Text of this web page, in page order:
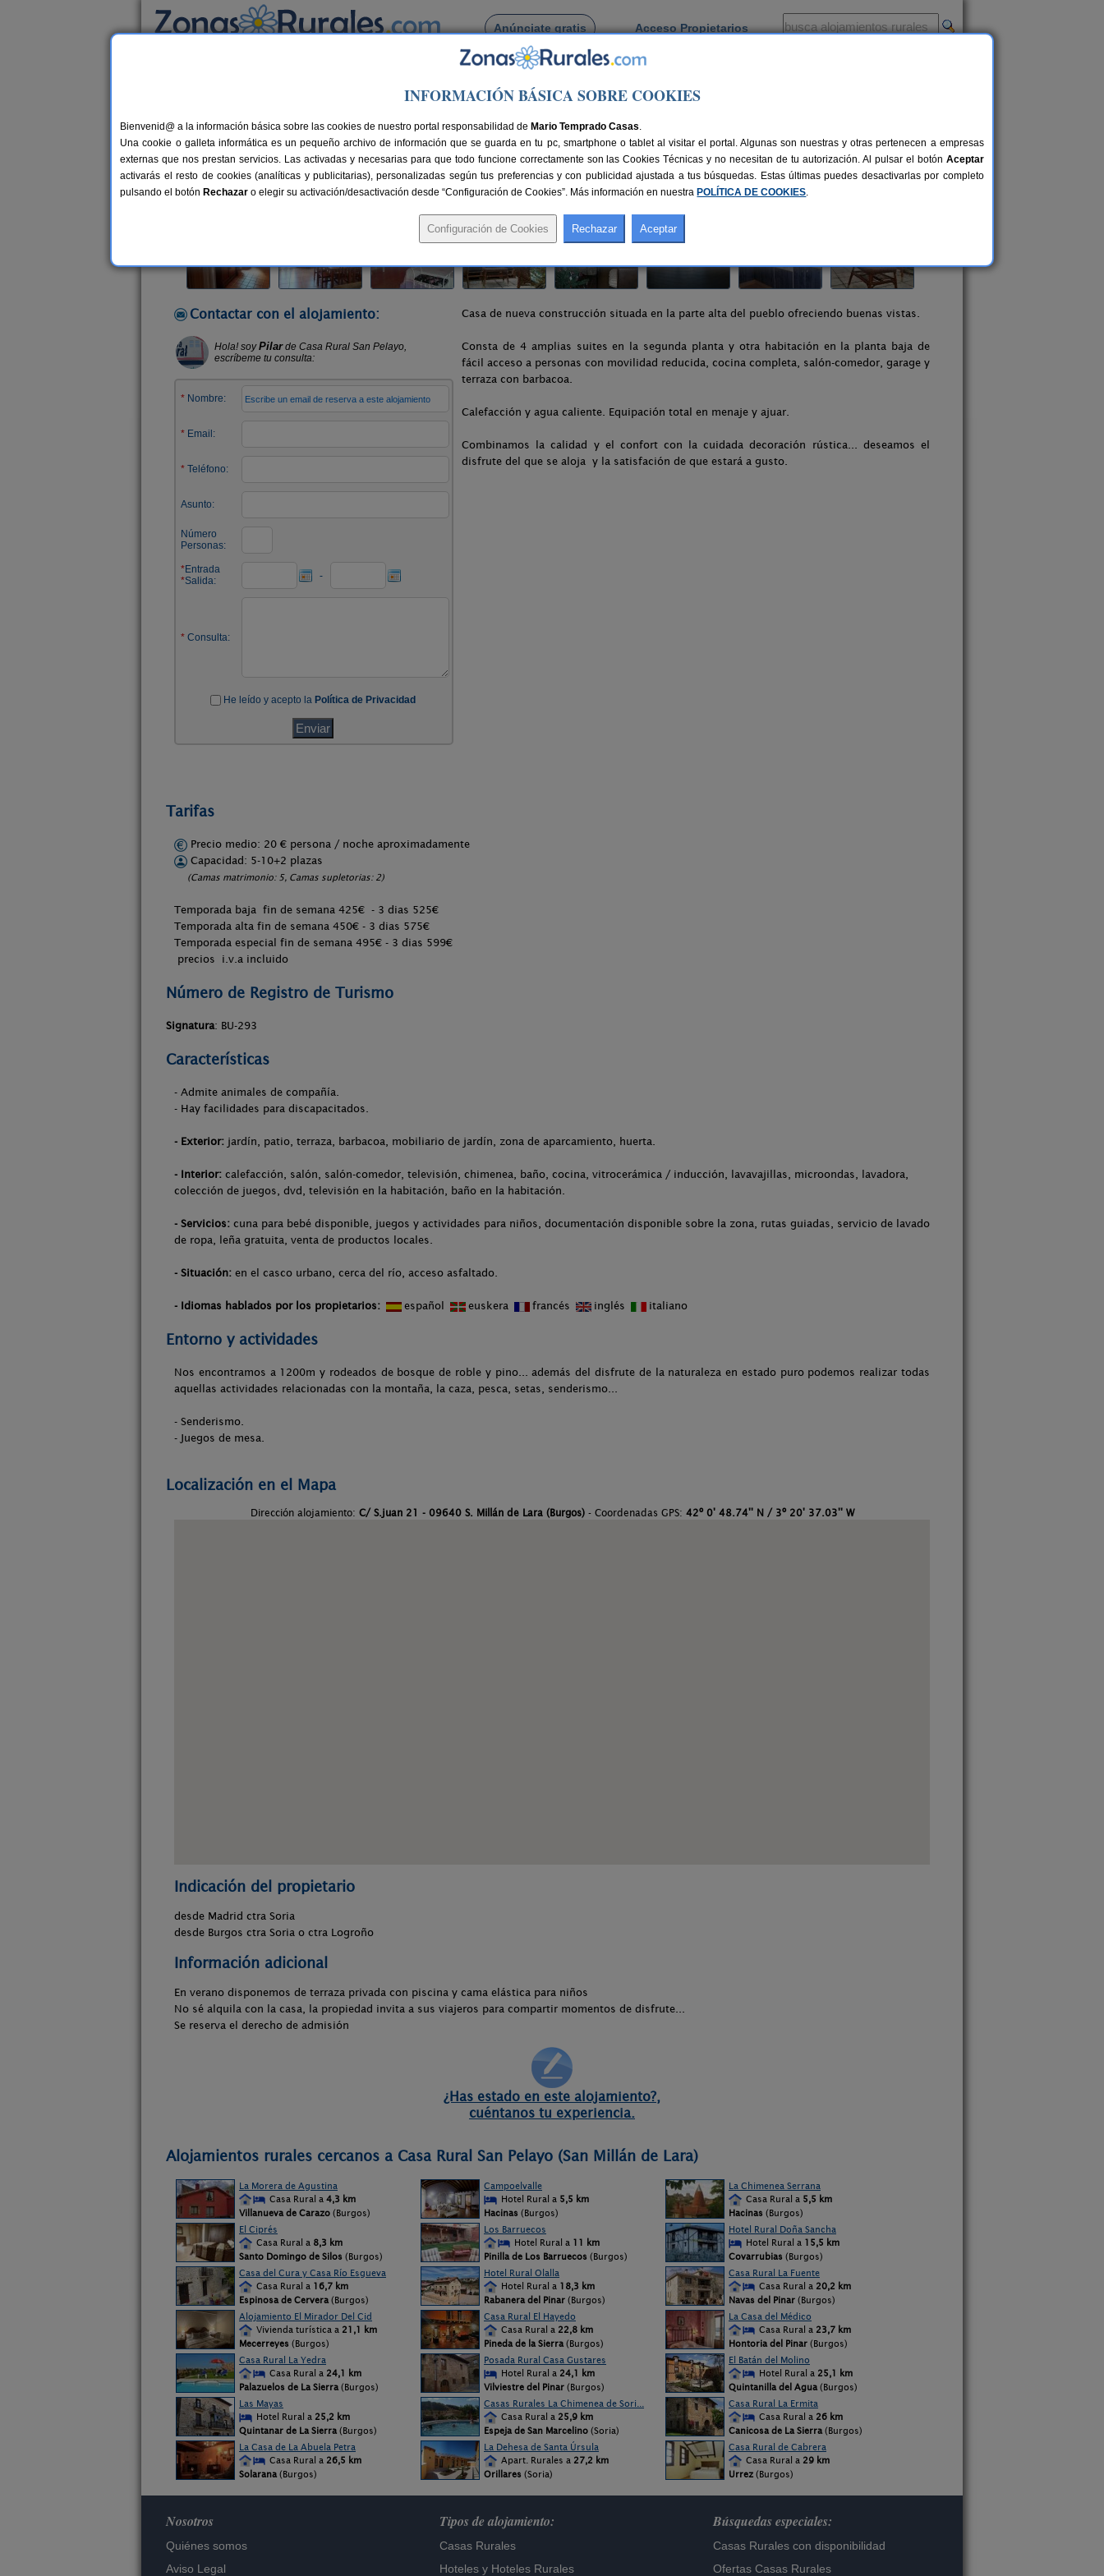
Anúnciate gratis Acceso Propietarios
Busca por pueblo
San Millán de Lara> Casa Rural San Pelayo
Casa Rural San Pelayo
Casa Rural en San Millán de Lara (Burgos)
Alquiler completo 5-10+2 plazas 45 km de Burgos Compartir:
Contactar con el alojamiento: Casa de nueva construcción situada en la parte alta del pueblo ofreciendo buenas vistas.
Consta de 4 amplias suites en la segunda planta y otra habitación en la planta baja de
fácil acceso a personas con movilidad reducida, cocina completa, salón-comedor, garage y
terraza con barbacoa.
Calefacción y agua caliente. Equipación total en menaje y ajuar.
Combinamos la calidad y el confort con la cuidada decoración rústica... deseamos el
disfrute del que se aloja y la satisfación de que estará a gusto.
Tarifas
Precio medio: 20 € persona / noche aproximadamente
Capacidad: 5-10+2 plazas
(Camas matrimonio: 5, Camas supletorias: 2)
Temporada baja fin de semana 425€ - 3 dias 525€
Temporada alta fin de semana 450€ - 3 dias 575€
Temporada especial fin de semana 495€ - 3 dias 599€
precios i.v.a incluido
Número de Registro de Turismo
Signatura: BU-293
Características
- Admite animales de compañía.
- Hay facilidades para discapacitados.
- Exterior: jardín, patio, terraza, barbacoa, mobiliario de jardín, zona de aparcamiento, huerta.
- Interior: calefacción, salón, salón-comedor, televisión, chimenea, baño, cocina, vitrocerámica / inducción, lavavajillas, microondas, lavadora,
colección de juegos, dvd, televisión en la habitación, baño en la habitación.
- Servicios: cuna para bebé disponible, juegos y actividades para niños, documentación disponible sobre la zona, rutas guiadas, servicio de lavado
de ropa, leña gratuita, venta de productos locales.
- Situación: en el casco urbano, cerca del río, acceso asfaltado.
- Idiomas hablados por los propietarios: español euskera francés inglés italiano
Entorno y actividades
Nos encontramos a 1200m y rodeados de bosque de roble y pino... además del disfrute de la naturaleza en estado puro podemos realizar todas
aquellas actividades relacionadas con la montaña, la caza, pesca, setas, senderismo...
- Senderismo.
- Juegos de mesa.
Localización en el Mapa
Dirección alojamiento: C/ S.juan 21 - 09640 S. Millán de Lara (Burgos)- Coordenadas GPS: 42º 0' 48.74'' N / 3º 20' 37.03'' W
Indicación del propietario
desde Madrid ctra Soria
desde Burgos ctra Soria o ctra Logroño
Información adicional
En verano disponemos de terraza privada con piscina y cama elástica para niños
No sé alquila con la casa, la propiedad invita a sus viajeros para compartir momentos de disfrute...
Se reserva el derecho de admisión
¿Has estado en este alojamiento?,
cuéntanos tu experiencia.
Alojamientos rurales cercanos a Casa Rural San Pelayo (San Millán de Lara)
La Morera de Agustina
Casa Rural a 4,3 km
Villanueva de Carazo (Burgos)
Campoelvalle
Hotel Rural a 5,5 km
Hacinas (Burgos)
La Chimenea Serrana
Casa Rural a 5,5 km
Hacinas (Burgos)
El Ciprés
Casa Rural a 8,3 km
Santo Domingo de Silos (Burgos)
Los Barruecos
Hotel Rural a 11 km
Pinilla de Los Barruecos (Burgos)
Hotel Rural Doña Sancha
Hotel Rural a 15,5 km
Covarrubias (Burgos)
Casa del Cura y Casa Río Esgueva
Casa Rural a 16,7 km
Espinosa de Cervera (Burgos)
Hotel Rural Olalla
Hotel Rural a 18,3 km
Rabanera del Pinar (Burgos)
Casa Rural La Fuente
Casa Rural a 20,2 km
Navas del Pinar (Burgos)
Alojamiento El Mirador Del Cid
Vivienda turística a 21,1 km
Mecerreyes (Burgos)
Casa Rural El Hayedo
Casa Rural a 22,8 km
Pineda de la Sierra (Burgos)
La Casa del Médico
Casa Rural a 23,7 km
Hontoria del Pinar (Burgos)
Casa Rural La Yedra
Casa Rural a 24,1 km
Palazuelos de La Sierra (Burgos)
Posada Rural Casa Gustares
Hotel Rural a 24,1 km
Vilviestre del Pinar (Burgos)
El Batán del Molino
Hotel Rural a 25,1 km
Quintanilla del Agua (Burgos)
Las Mayas
Hotel Rural a 25,2 km
Quintanar de La Sierra (Burgos)
Casas Rurales La Chimenea de Sori...
Casa Rural a 25,9 km
Espeja de San Marcelino (Soria)
Casa Rural La Ermita
Casa Rural a 26 km
Canicosa de La Sierra (Burgos)
La Casa de La Abuela Petra
Casa Rural a 26,5 km
Solarana (Burgos)
La Dehesa de Santa Úrsula
Apart. Rurales a 27,2 km
Orillares (Soria)
Casa Rural de Cabrera
Casa Rural a 29 km
Urrez (Burgos)
Nosotros
Quiénes somos
Aviso Legal
Tipos de alojamiento:
Casas Rurales
Hoteles y Hoteles Rurales
Búsquedas especiales:
Casas Rurales con disponibilidad
Ofertas Casas Rurales
INFORMACIÓN BÁSICA SOBRE COOKIES
Bienvenid@ a la información básica sobre las cookies de nuestro portal responsabilidad de Mario Temprado Casas.
Una cookie o galleta informática es un pequeño archivo de información que se guarda en tu pc, smartphone o tablet al visitar el portal. Algunas son nuestras y otras pertenecen a empresas
externas que nos prestan servicios. Las activadas y necesarias para que todo funcione correctamente son las Cookies Técnicas y no necesitan de tu autorización. Al pulsar el botón Aceptar
activarás el resto de cookies (analíticas y publicitarias), personalizadas según tus preferencias y con publicidad ajustada a tus búsquedas. Estas últimas puedes desactivarlas por completo
pulsando el botón Rechazar o elegir su activación/desactivación desde “Configuración de Cookies”. Más información en nuestra POLÍTICA DE COOKIES.